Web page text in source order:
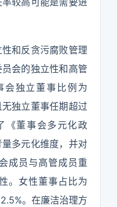
和反贪污腐败管理
会的独立性和高管
会独立董事比例为
独立董事任期超过
《董事会多元化政
多元化维度，并对
成员与高管成员重
。女性董事占比为
。在廉洁治理方